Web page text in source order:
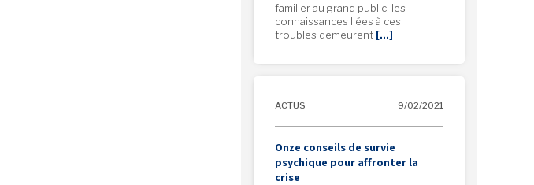
familier au grand public, les
connaissances liées à ces
troubles demeurent […]
ACTUS 9/02/2021
Onze conseils de survie
psychique pour affronter la
crise